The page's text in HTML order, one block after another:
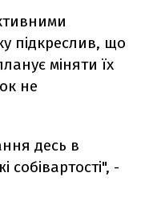
підкреслив, що
міняти їх
не
десь в
-